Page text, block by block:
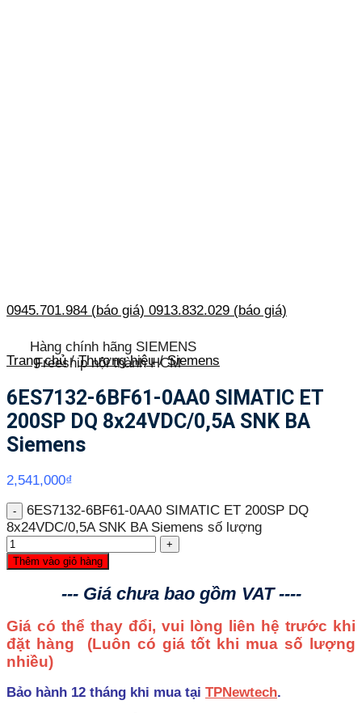
0945.701.984 (báo giá) 0913.832.029 (báo giá)
Hàng chính hãng SIEMENS
Freeship nội thành HCM
Trang chủ / Thương hiệu / Siemens
6ES7132-6BF61-0AA0 SIMATIC ET
200SP DQ 8x24VDC/0,5A SNK BA
Siemens
2,541,000₫
6ES7132-6BF61-0AA0 SIMATIC ET 200SP DQ
8x24VDC/0,5A SNK BA Siemens số lượng
Thêm vào giỏ hàng
--- Giá chưa bao gồm VAT ----
Giá có thể thay đổi, vui lòng liên hệ trước khi
đặt hàng (Luôn có giá tốt khi mua số lượng
nhiều)
Bảo hành 12 tháng khi mua tại TPNewtech.